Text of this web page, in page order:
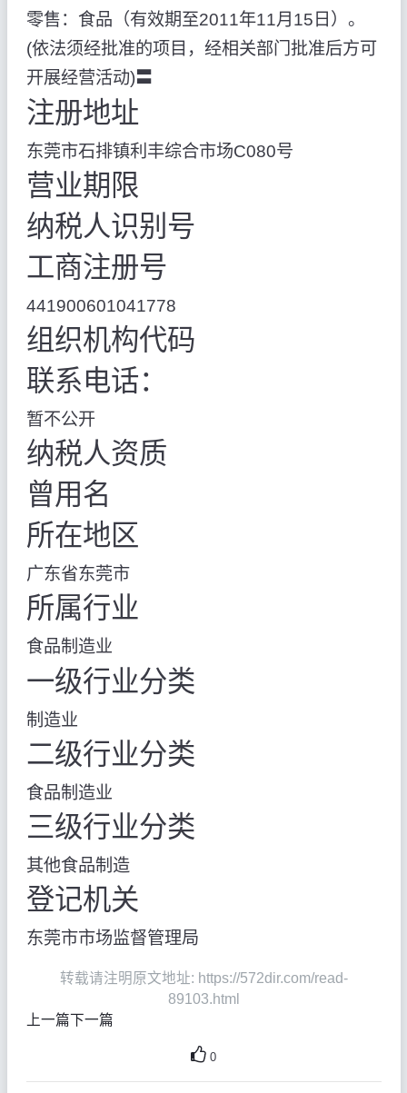
零售：食品（有效期至2011年11月15日）。
(依法须经批准的项目，经相关部门批准后方可
开展经营活动)〓
注册地址
东莞市石排镇利丰综合市场C080号
营业期限
纳税人识别号
工商注册号
441900601041778
组织机构代码
联系电话：
暂不公开
纳税人资质
曾用名
所在地区
广东省东莞市
所属行业
食品制造业
一级行业分类
制造业
二级行业分类
食品制造业
三级行业分类
其他食品制造
登记机关
东莞市市场监督管理局
转载请注明原文地址: https://572dir.com/read-
89103.html
上一篇下一篇
0